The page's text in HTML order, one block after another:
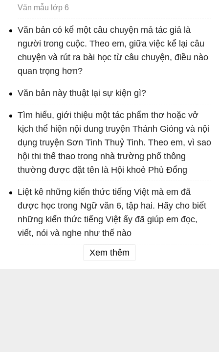
Văn mẫu lớp 6
Văn bản có kể một câu chuyện mả tác giả là
người trong cuộc. Theo em, giữa việc kể lại câu
chuyện và rút ra bài học từ câu chuyện, điều nào
quan trọng hơn?
Văn bản này thuật lại sự kiện gì?
Tìm hiểu, giới thiệu một tác phẩm thơ hoặc vở
kịch thể hiện nội dung truyện Thánh Gióng và nội
dụng truyện Sơn Tinh Thuỷ Tinh. Theo em, vì sao
hội thi thể thao trong nhà trường phổ thông
thường được đặt tên là Hội khoẻ Phù Đổng
Liệt kê những kiến thức tiếng Việt mà em đã
được học trong Ngữ văn 6, tập hai. Hãy cho biết
những kiến thức tiếng Việt ấy đã giúp em đọc,
viết, nói và nghe như thế nào
Xem thêm